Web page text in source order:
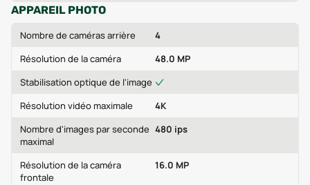
APPAREIL PHOTO
Nombre de caméras arrière
4
Résolution de la caméra
48.0 MP
Stabilisation optique de l'image
Résolution vidéo maximale
4K
Nombre d'images par seconde
maximal
480 ips
Résolution de la caméra
frontale
16.0 MP